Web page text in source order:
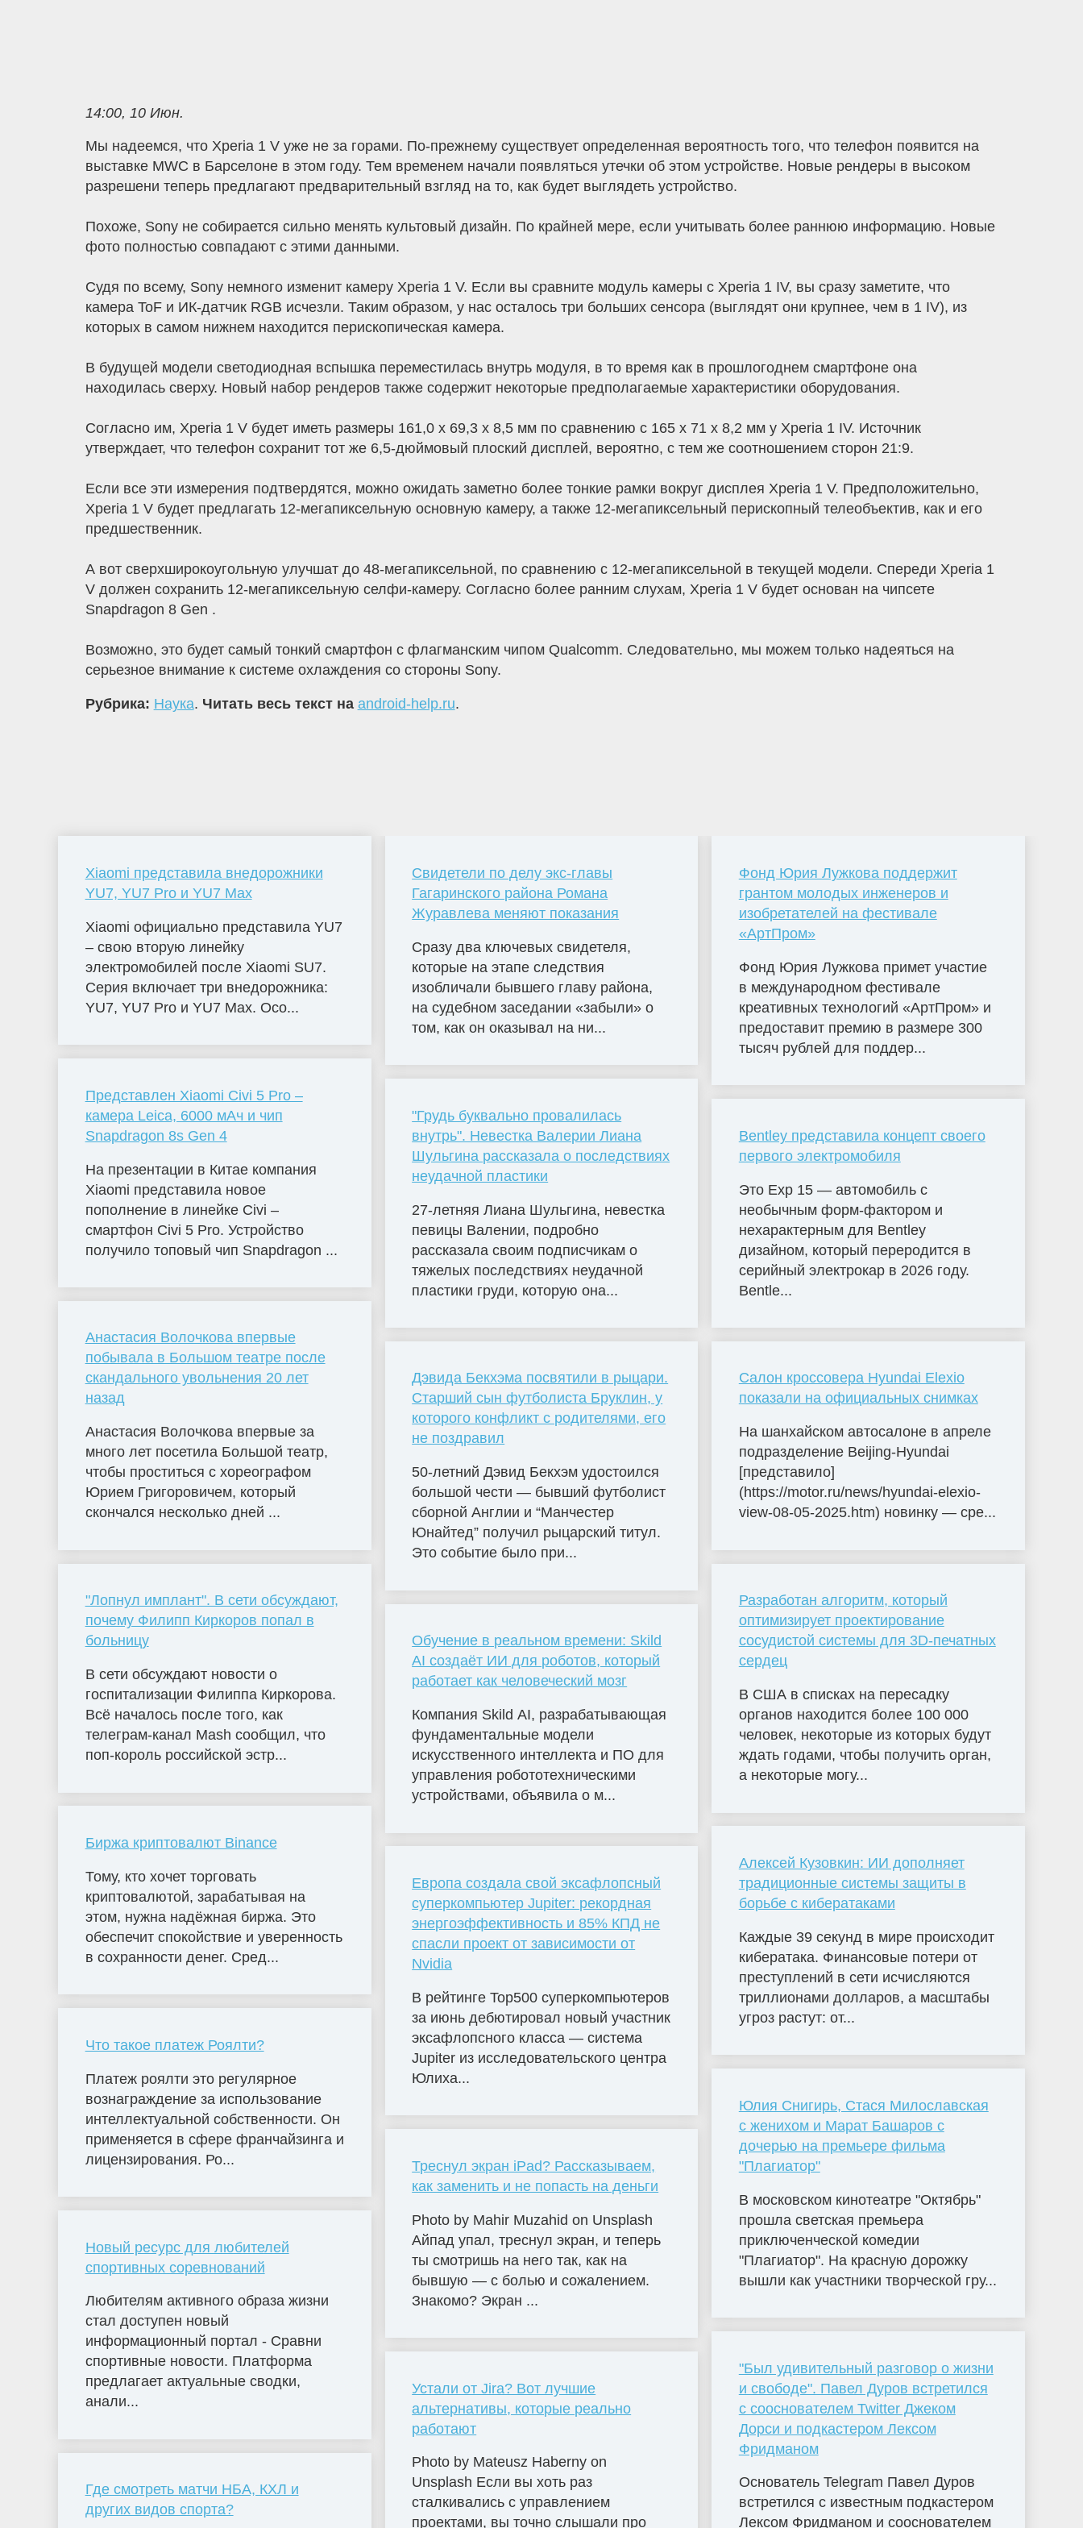
14:00, 10 Июн.
Мы надеемся, что Xperia 1 V уже не за горами. По-прежнему существует определенная вероятность того, что телефон появится на
выставке MWC в Барселоне в этом году. Тем временем начали появляться утечки об этом устройстве. Новые рендеры в высоком
разрешени теперь предлагают предварительный взгляд на то, как будет выглядеть устройство.
Похоже, Sony не собирается сильно менять культовый дизайн. По крайней мере, если учитывать более раннюю информацию. Новые
фото полностью совпадают с этими данными.
Судя по всему, Sony немного изменит камеру Xperia 1 V. Если вы сравните модуль камеры с Xperia 1 IV, вы сразу заметите, что
камера ToF и ИК-датчик RGB исчезли. Таким образом, у нас осталось три больших сенсора (выглядят они крупнее, чем в 1 IV), из
которых в самом нижнем находится перископическая камера.
В будущей модели светодиодная вспышка переместилась внутрь модуля, в то время как в прошлогоднем смартфоне она
находилась сверху. Новый набор рендеров также содержит некоторые предполагаемые характеристики оборудования.
Согласно им, Xperia 1 V будет иметь размеры 161,0 x 69,3 x 8,5 мм по сравнению с 165 x 71 x 8,2 мм у Xperia 1 IV. Источник
утверждает, что телефон сохранит тот же 6,5-дюймовый плоский дисплей, вероятно, с тем же соотношением сторон 21:9.
Если все эти измерения подтвердятся, можно ожидать заметно более тонкие рамки вокруг дисплея Xperia 1 V. Предположительно,
Xperia 1 V будет предлагать 12-мегапиксельную основную камеру, а также 12-мегапиксельный перископный телеобъектив, как и его
предшественник.
А вот сверхширокоугольную улучшат до 48-мегапиксельной, по сравнению с 12-мегапиксельной в текущей модели. Спереди Xperia 1
V должен сохранить 12-мегапиксельную селфи-камеру. Согласно более ранним слухам, Xperia 1 V будет основан на чипсете
Snapdragon 8 Gen .
Возможно, это будет самый тонкий смартфон с флагманским чипом Qualcomm. Следовательно, мы можем только надеяться на
серьезное внимание к системе охлаждения со стороны Sony.
Рубрика: Наука. Читать весь текст на android-help.ru.
Xiaomi представила внедорожники
YU7, YU7 Pro и YU7 Max
Xiaomi официально представила YU7
– свою вторую линейку
электромобилей после Xiaomi SU7.
Серия включает три внедорожника:
YU7, YU7 Pro и YU7 Max. Осо...
Представлен Xiaomi Civi 5 Pro –
камера Leica, 6000 мАч и чип
Snapdragon 8s Gen 4
На презентации в Китае компания
Xiaomi представила новое
пополнение в линейке Civi –
смартфон Civi 5 Pro. Устройство
получило топовый чип Snapdragon ...
Анастасия Волочкова впервые
побывала в Большом театре после
скандального увольнения 20 лет
назад
Анастасия Волочкова впервые за
много лет посетила Большой театр,
чтобы проститься с хореографом
Юрием Григоровичем, который
скончался несколько дней ...
"Лопнул имплант". В сети обсуждают,
почему Филипп Киркоров попал в
больницу
В сети обсуждают новости о
госпитализации Филиппа Киркорова.
Всё началось после того, как
телеграм-канал Mash сообщил, что
поп-король российской эстр...
Биржа криптовалют Binance
Тому, кто хочет торговать
криптовалютой, зарабатывая на
этом, нужна надёжная биржа. Это
обеспечит спокойствие и уверенность
в сохранности денег. Сред...
Что такое платеж Роялти?
Платеж роялти это регулярное
вознаграждение за использование
интеллектуальной собственности. Он
применяется в сфере франчайзинга и
лицензирования. Ро...
Новый ресурс для любителей
спортивных соревнований
Любителям активного образа жизни
стал доступен новый
информационный портал - Сравни
спортивные новости. Платформа
предлагает актуальные сводки,
анали...
Где смотреть матчи НБА, КХЛ и
других видов спорта?
Свидетели по делу экс-главы
Гагаринского района Романа
Журавлева меняют показания
Сразу два ключевых свидетеля,
которые на этапе следствия
изобличали бывшего главу района,
на судебном заседании «забыли» о
том, как он оказывал на ни...
"Грудь буквально провалилась
внутрь". Невестка Валерии Лиана
Шульгина рассказала о последствиях
неудачной пластики
27-летняя Лиана Шульгина, невестка
певицы Валении, подробно
рассказала своим подписчикам о
тяжелых последствиях неудачной
пластики груди, которую она...
Дэвида Бекхэма посвятили в рыцари.
Старший сын футболиста Бруклин, у
которого конфликт с родителями, его
не поздравил
50-летний Дэвид Бекхэм удостоился
большой чести — бывший футболист
сборной Англии и “Манчестер
Юнайтед” получил рыцарский титул.
Это событие было при...
Обучение в реальном времени: Skild
AI создаёт ИИ для роботов, который
работает как человеческий мозг
Компания Skild AI, разрабатывающая
фундаментальные модели
искусственного интеллекта и ПО для
управления робототехническими
устройствами, объявила о м...
Европа создала свой эксафлопсный
суперкомпьютер Jupiter: рекордная
энергоэффективность и 85% КПД не
спасли проект от зависимости от
Nvidia
В рейтинге Top500 суперкомпьютеров
за июнь дебютировал новый участник
эксафлопсного класса — система
Jupiter из исследовательского центра
Юлиха...
Треснул экран iPad? Рассказываем,
как заменить и не попасть на деньги
Photo by Mahir Muzahid on Unsplash
Айпад упал, треснул экран, и теперь
ты смотришь на него так, как на
бывшую — с болью и сожалением.
Знакомо? Экран ...
Устали от Jira? Вот лучшие
альтернативы, которые реально
работают
Photo by Mateusz Haberny on
Unsplash Если вы хоть раз
сталкивались с управлением
проектами, вы точно слышали про
Фонд Юрия Лужкова поддержит
грантом молодых инженеров и
изобретателей на фестивале
«АртПром»
Фонд Юрия Лужкова примет участие
в международном фестивале
креативных технологий «АртПром» и
предоставит премию в размере 300
тысяч рублей для поддер...
Bentley представила концепт своего
первого электромобиля
Это Exp 15 — автомобиль с
необычным форм-фактором и
нехарактерным для Bentley
дизайном, который переродится в
серийный электрокар в 2026 году.
Bentle...
Салон кроссовера Hyundai Elexio
показали на официальных снимках
На шанхайском автосалоне в апреле
подразделение Beijing-Hyundai
[представило]
(https://motor.ru/news/hyundai-elexio-
view-08-05-2025.htm) новинку — сре...
Разработан алгоритм, который
оптимизирует проектирование
сосудистой системы для 3D-печатных
сердец
В США в списках на пересадку
органов находится более 100 000
человек, некоторые из которых будут
ждать годами, чтобы получить орган,
а некоторые могу...
Алексей Кузовкин: ИИ дополняет
традиционные системы защиты в
борьбе с кибератаками
Каждые 39 секунд в мире происходит
кибератака. Финансовые потери от
преступлений в сети исчисляются
триллионами долларов, а масштабы
угроз растут: от...
Юлия Снигирь, Стася Милославская
с женихом и Марат Башаров с
дочерью на премьере фильма
"Плагиатор"
В московском кинотеатре "Октябрь"
прошла светская премьера
приключенческой комедии
"Плагиатор". На красную дорожку
вышли как участники творческой гру...
"Был удивительный разговор о жизни
и свободе". Павел Дуров встретился
с сооснователем Twitter Джеком
Дорси и подкастером Лексом
Фридманом
Основатель Telegram Павел Дуров
встретился с известным подкастером
Лексом Фридманом и сооснователем